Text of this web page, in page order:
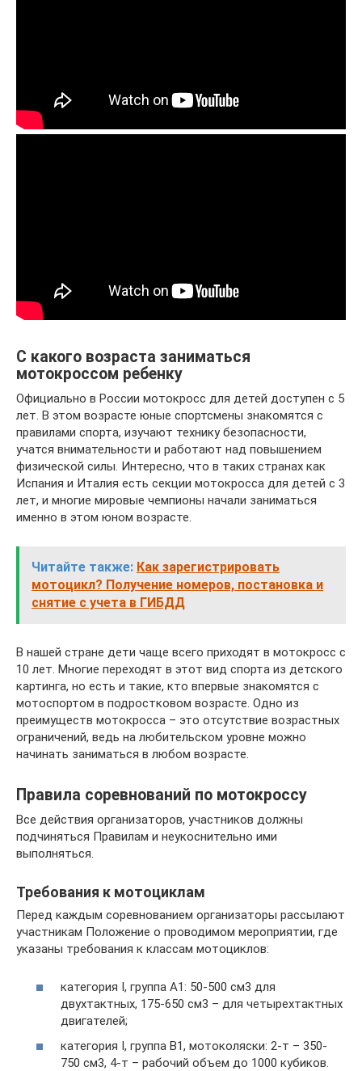
С какого возраста заниматься
мотокроссом ребенку
Официально в России мотокросс для детей доступен с 5
лет. В этом возрасте юные спортсмены знакомятся с
правилами спорта, изучают технику безопасности,
учатся внимательности и работают над повышением
физической силы. Интересно, что в таких странах как
Испания и Италия есть секции мотокросса для детей с 3
лет, и многие мировые чемпионы начали заниматься
именно в этом юном возрасте.
Читайте также: Как зарегистрировать
мотоцикл? Получение номеров, постановка и
снятие с учета в ГИБДД
В нашей стране дети чаще всего приходят в мотокросс с
10 лет. Многие переходят в этот вид спорта из детского
картинга, но есть и такие, кто впервые знакомятся с
мотоспортом в подростковом возрасте. Одно из
преимуществ мотокросса – это отсутствие возрастных
ограничений, ведь на любительском уровне можно
начинать заниматься в любом возрасте.
Правила соревнований по мотокроссу
Все действия организаторов, участников должны
подчиняться Правилам и неукоснительно ими
выполняться.
Требования к мотоциклам
Перед каждым соревнованием организаторы рассылают
участникам Положение о проводимом мероприятии, где
указаны требования к классам мотоциклов:
категория І, группа А1: 50-500 см3 для
двухтактных, 175-650 см3 – для четырехтактных
двигателей;
категория І, группа В1, мотоколяски: 2-т – 350-
750 см3, 4-т – рабочий объем до 1000 кубиков.